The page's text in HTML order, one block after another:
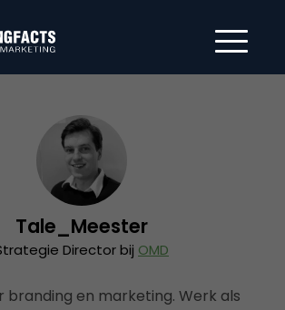
Tale_Meester
Director bij OMD
branding en marketing. Werk als